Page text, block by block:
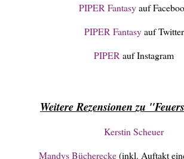
PIPER Fantasyauf
PIPER Fantasyauf Twitter
PIPER auf Instagram
Weitere Rezensionen zu
Kerstin Scheuer
Mandys Bücherecke(inkl. Auftakt